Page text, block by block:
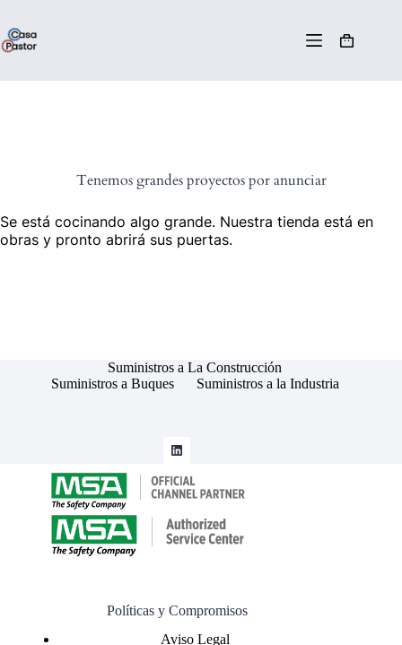
Tenemos grandes proyectos por anunciar
Se está cocinando algo grande. Nuestra tienda está en
obras y pronto abrirá sus puertas.
Suministros a La Construcción
Suministros a Buques
Suministros a la Industria
Políticas y Compromisos